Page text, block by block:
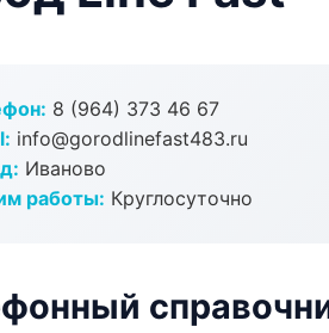
8 (964) 373 46 67
info@gorodlinefast483.ru
Иваново
работы: Круглосуточно